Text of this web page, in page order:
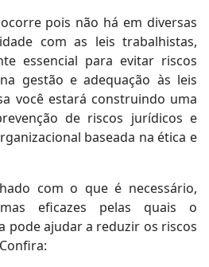
pois não há em diversas
com as leis trabalhistas,
essencial para evitar riscos
gestão e adequação às leis
você estará construindo uma
de riscos jurídicos e
baseada na ética e
com o que é necessário,
eficazes pelas quais o
pode ajudar a reduzir os riscos